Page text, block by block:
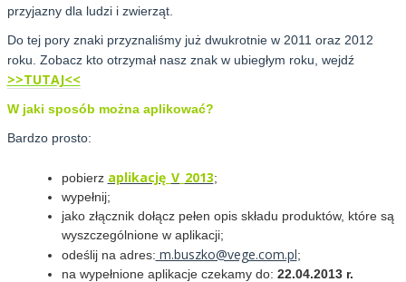
przyjazny dla ludzi i zwierząt.
Do tej pory znaki przyznaliśmy już dwukrotnie w 2011 oraz 2012
roku. Zobacz kto otrzymał nasz znak w ubiegłym roku, wejdź
>>TUTAJ<<
W jaki sposób można aplikować?
Bardzo prosto:
pobierz aplikację_V_2013;
wypełnij;
jako złącznik dołącz pełen opis składu produktów, które są
wyszczególnione w aplikacji;
odeślij na adres: m.buszko@vege.com.pl;
na wypełnione aplikacje czekamy do: 22.04.2013 r.